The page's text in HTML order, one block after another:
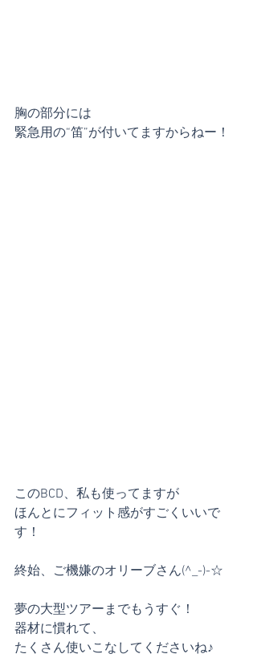
胸の部分には
緊急用の“笛”が付いてますからねー！
このBCD、私も使ってますが
ほんとにフィット感がすごくいいで
す！
終始、ご機嫌のオリーブさん(^_-)-☆
夢の大型ツアーまでもうすぐ！
器材に慣れて、
たくさん使いこなしてくださいね♪